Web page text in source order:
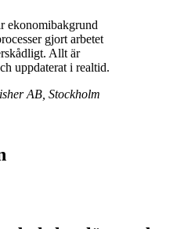
ekonomibakgrund
gjort arbetet
Allt är
uppdaterat i realtid.
AB, Stockholm